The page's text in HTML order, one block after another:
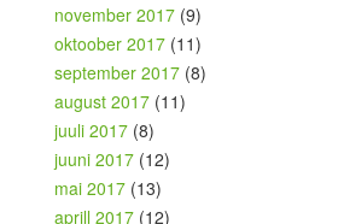
november 2017 (9)
oktoober 2017 (11)
september 2017 (8)
august 2017 (11)
juuli 2017 (8)
juuni 2017 (12)
mai 2017 (13)
aprill 2017 (12)